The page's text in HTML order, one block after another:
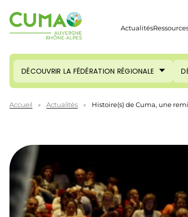
Actualités
DÉCOUVRIR LA FÉDÉRATION RÉGIONALE
Accueil » Actualités » Histoire(s) de Cuma, une